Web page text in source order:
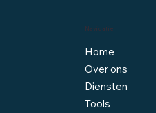
Navigatie
Home
Over ons
Diensten
Tools